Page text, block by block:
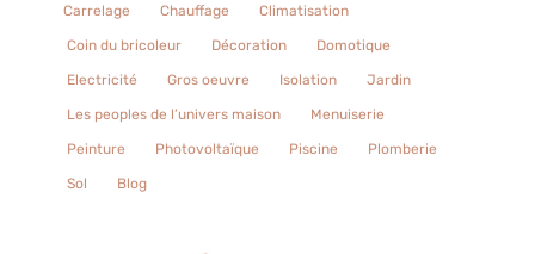
Carrelage Chauffage Climatisation
Coin du bricoleur Décoration Domotique
Electricité Gros oeuvre Isolation Jardin
Les peoples de l’univers maison Menuiserie
Peinture Photovoltaïque Piscine Plomberie
Sol Blog